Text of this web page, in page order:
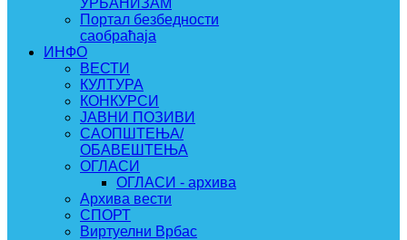
УРБАНИЗАМ
Портал безбедности
саобраћаја
ИНФО
ВЕСТИ
КУЛТУРА
КОНКУРСИ
ЈАВНИ ПОЗИВИ
САОПШТЕЊА/
ОБАВЕШТЕЊА
ОГЛАСИ
ОГЛАСИ - архива
Архива вести
СПОРТ
Виртуелни Врбас